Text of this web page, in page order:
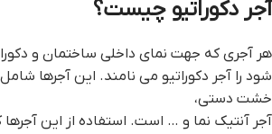
آجر دکوراتیو چیست؟
هر آجری که جهت نمای داخلی ساختمان و
شود را آجر دکوراتیو می نامند. این آجرها
خشت دستی،
آجر آنتیک نما و … است. استفاده از این